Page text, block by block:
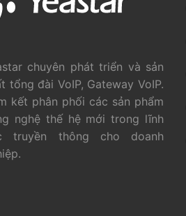
chuyên phát triển và sản
tổng đài VoIP, Gateway VoIP.
kết phân phối các sản phẩm
nghệ thế hệ mới trong lĩnh
truyền thông cho doanh